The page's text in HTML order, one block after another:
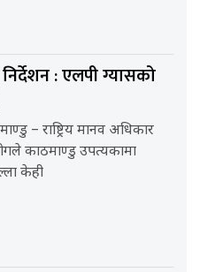
: एलपी ग्यासको
– राष्ट्रिय मानव अधिकार
काठमाण्डु उपत्यकामा
केही